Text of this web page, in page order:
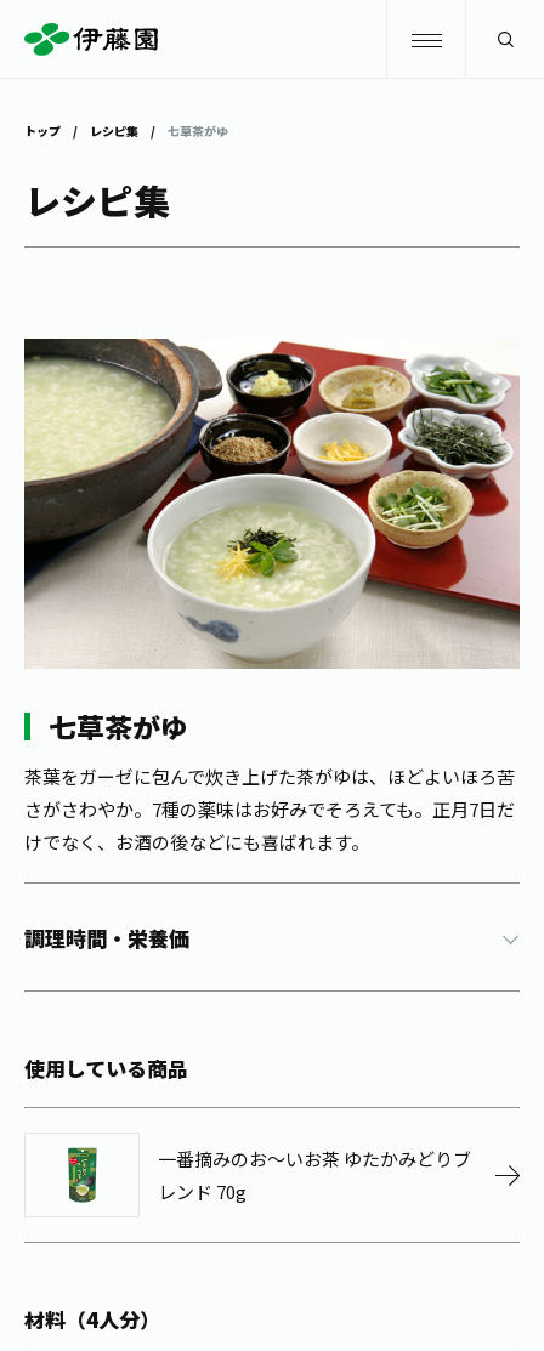
お〜いお茶
健康ミネラルむぎ茶
TULLY'S COFFEE
1日分の野菜
商品情報
ブランドから探す
カテゴリーから探す
キーワードから探す
お茶を知る・楽しむ
お茶を知る・楽しむ
お茶を楽しむ
お茶のいれ方
動画ギャラリー
お茶百科キッズ
体験・イベント
体験・イベント
見学・体験
工場見学
お茶の複合型博物館
食育・イベント
新俳句大賞
Green Tea for Good
未来の桜プロジェクト
伊藤園レディス
店舗・通販
店舗・通販
茶寮伊藤園
店舗検索
通信販売トップ
THE ITOEN
Inner CHARM
Crazy Jasmine
お客様相談室
企業情報 GLOBAL
トップ レシピ集 七草茶がゆ
レシピ集
七草茶がゆ
茶葉をガーゼに包んで炊き上げた茶がゆは、ほどよいほろ苦
さがさわやか。7種の薬味はお好みでそろえても。正月7日だ
けでなく、お酒の後などにも喜ばれます。
調理時間・栄養価
使用している商品
一番摘みのお～いお茶 ゆたかみどりブ
レンド 70g
材料（4人分）